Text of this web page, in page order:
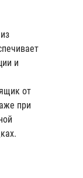
и
от
при